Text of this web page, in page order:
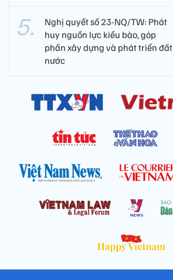
Nghị quyết số 23-NQ/TW: Phát
huy nguồn lực kiều bào, góp
phần xây dựng và phát triển đất
nước